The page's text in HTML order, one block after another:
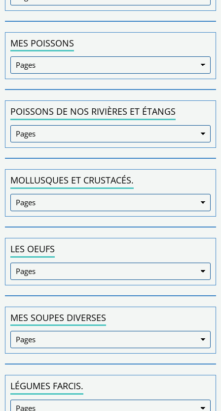
MES POISSONS
POISSONS DE NOS RIVIÈRES ET ÉTANGS
MOLLUSQUES ET CRUSTACÉS.
LES OEUFS
MES SOUPES DIVERSES
LÉGUMES FARCIS.